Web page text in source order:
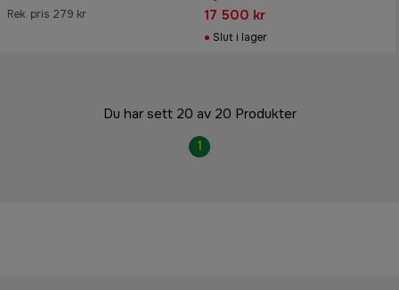
Rek. pris 279 kr
17 500 kr
Slut i lager
Du har sett 20 av 20 Produkter
1